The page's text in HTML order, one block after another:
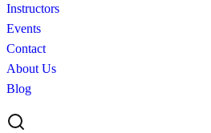
Instructors
Events
Contact
About Us
Blog